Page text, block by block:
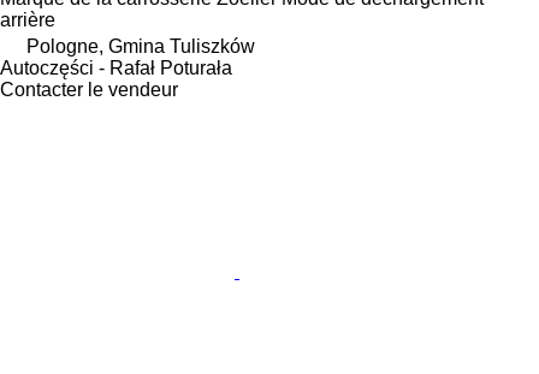
arrière
Pologne, Gmina Tuliszków
Autoczęści - Rafał Poturała
Contacter le vendeur